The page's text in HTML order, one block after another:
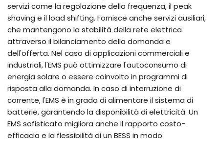
servizi come la regolazione della frequenza, il peak
shaving e il load shifting. Fornisce anche servizi ausiliari,
che mantengono la stabilità della rete elettrica
attraverso il bilanciamento della domanda e
dell'offerta. Nel caso di applicazioni commerciali e
industriali, l'EMS può ottimizzare l'autoconsumo di
energia solare o essere coinvolto in programmi di
risposta alla domanda. In caso di interruzione di
corrente, l'EMS è in grado di alimentare il sistema di
batterie, garantendo la disponibilità di elettricità. Un
EMS sofisticato migliora anche il rapporto costo-
efficacia e la flessibilità di un BESS in modo